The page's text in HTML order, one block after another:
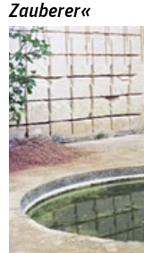
Zauberer«